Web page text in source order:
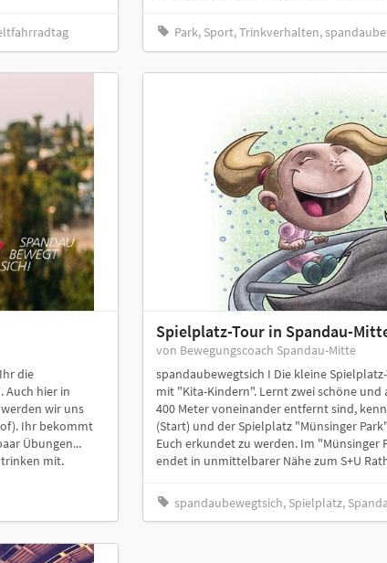
Park, Sport, Trinkverhalten,
die
Auch hier in
wir uns
Ihr bekommt
Übungen...
mit.
Spielplatz-Tour in Spandau-
von Bewegungscoach Spandau-Mitte
spandaubewegtsich I Die kleine
mit "Kita-Kindern". Lernt zwei schöne
400 Meter voneinander entfernt sind,
(Start) und der Spielplatz "Münsinger
Euch erkundet zu werden. Im "Münsinger
endet in unmittelbarer Nähe zum S+U
spandaubewegtsich, Spielplatz,